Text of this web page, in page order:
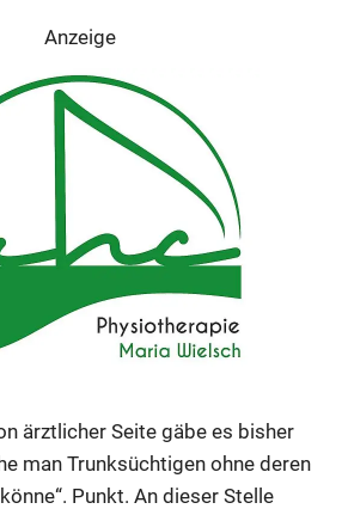
Anzeige
Anzeige
ärztlicher Seite gäbe es bisher
man Trunksüchtigen ohne deren
Punkt. An dieser Stelle